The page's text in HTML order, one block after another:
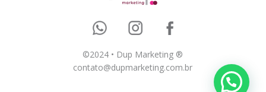
©2024 • Dup Marketing ®
contato@dupmarketing.com.br